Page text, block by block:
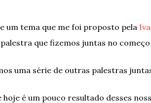
um tema que me foi proposto pela
que fizemos juntas no
uma série de outras palestras
hoje é um pouco resultado desses